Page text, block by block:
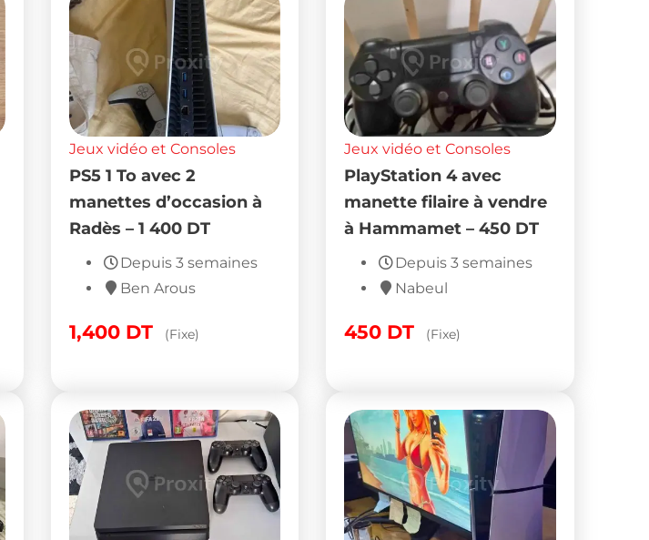
Jeux vidéo et Consoles
PS5 1 To avec 2
manettes d’occasion à
Radès – 1 400 DT
Depuis 3 semaines
Ben Arous
1,400 DT (Fixe)
Jeux vidéo et Consoles
PlayStation 4 avec
manette filaire à vendre
à Hammamet – 450 DT
Depuis 3 semaines
Nabeul
450 DT (Fixe)